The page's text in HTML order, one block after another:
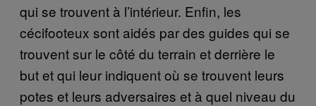
qui se trouvent à l’intérieur. Enfin, les
cécifooteux sont aidés par des guides qui se
trouvent sur le côté du terrain et derrière le
but et qui leur indiquent où se trouvent leurs
potes et leurs adversaires et à quel niveau du